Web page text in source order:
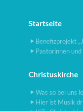
Startseite
Benefizprojekt
Pastorinnen
Christuskirche
Was so bei uns
Hier ist Musik